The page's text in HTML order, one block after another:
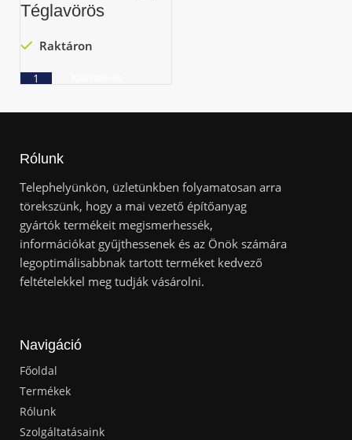
Téglavörös
Raktáron
Rólunk
Telephelyünkön, üzletünkben folyamatosan arra
törekszünk, hogy a mai vezető építőanyag
gyártók termékeit megismerhessék,
információkat gyűjthessenek és az Önök számára
legoptimálisabbnak tartott terméket kedvező
feltételekkel meg tudják vásárolni.
Navigáció
Főoldal
Termékek
Rólunk
Szolgáltatásaink